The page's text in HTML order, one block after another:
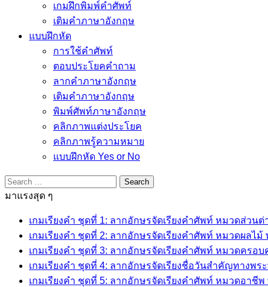
เกมฝึกพิมพ์คำศัพท์
เติมคำภาษาอังกฤษ
แบบฝึกหัด
การใช้คำศัพท์
ตอบประโยคคำถาม
ลากคำภาษาอังกฤษ
เติมคำภาษาอังกฤษ
พิมพ์ศัพท์ภาษาอังกฤษ
คลิกภาพแต่งประโยค
คลิกภาพรู้ความหมาย
แบบฝึกหัด Yes or No
Search
for:
มาแรงสุด ๆ
เกมเรียงคำ ชุดที่ 1: ลากอักษรจัดเรียงคำศัพท์ หมวดส่วน
เกมเรียงคำ ชุดที่ 2: ลากอักษรจัดเรียงคำศัพท์ หมวดผลไ
เกมเรียงคำ ชุดที่ 3: ลากอักษรจัดเรียงคำศัพท์ หมวดครอ
เกมเรียงคำ ชุดที่ 4: ลากอักษรจัดเรียงชื่อวันสำคัญทางพ
เกมเรียงคำ ชุดที่ 5: ลากอักษรจัดเรียงคำศัพท์ หมวดอาชี